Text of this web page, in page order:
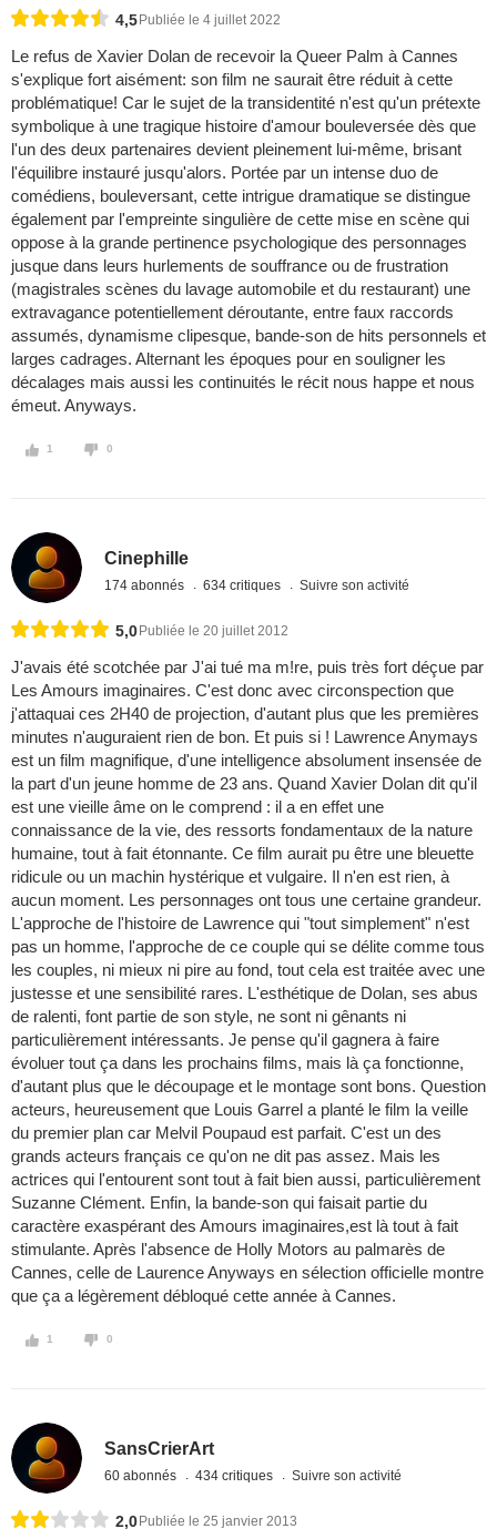
4,5 Publiée le 4 juillet 2022
Le refus de Xavier Dolan de recevoir la Queer Palm à Cannes
s'explique fort aisément: son film ne saurait être réduit à cette
problématique! Car le sujet de la transidentité n'est qu'un prétexte
symbolique à une tragique histoire d'amour bouleversée dès que
l'un des deux partenaires devient pleinement lui-même, brisant
l'équilibre instauré jusqu'alors. Portée par un intense duo de
comédiens, bouleversant, cette intrigue dramatique se distingue
également par l'empreinte singulière de cette mise en scène qui
oppose à la grande pertinence psychologique des personnages
jusque dans leurs hurlements de souffrance ou de frustration
(magistrales scènes du lavage automobile et du restaurant) une
extravagance potentiellement déroutante, entre faux raccords
assumés, dynamisme clipesque, bande-son de hits personnels et
larges cadrages. Alternant les époques pour en souligner les
décalages mais aussi les continuités le récit nous happe et nous
émeut. Anyways.
1 0
Cinephille
174 abonnés 634 critiques Suivre son activité
5,0 Publiée le 20 juillet 2012
J'avais été scotchée par J'ai tué ma m!re, puis très fort déçue par
Les Amours imaginaires. C'est donc avec circonspection que
j'attaquai ces 2H40 de projection, d'autant plus que les premières
minutes n'auguraient rien de bon. Et puis si ! Lawrence Anymays
est un film magnifique, d'une intelligence absolument insensée de
la part d'un jeune homme de 23 ans. Quand Xavier Dolan dit qu'il
est une vieille âme on le comprend : il a en effet une
connaissance de la vie, des ressorts fondamentaux de la nature
humaine, tout à fait étonnante. Ce film aurait pu être une bleuette
ridicule ou un machin hystérique et vulgaire. Il n'en est rien, à
aucun moment. Les personnages ont tous une certaine grandeur.
L'approche de l'histoire de Lawrence qui "tout simplement" n'est
pas un homme, l'approche de ce couple qui se délite comme tous
les couples, ni mieux ni pire au fond, tout cela est traitée avec une
justesse et une sensibilité rares. L'esthétique de Dolan, ses abus
de ralenti, font partie de son style, ne sont ni gênants ni
particulièrement intéressants. Je pense qu'il gagnera à faire
évoluer tout ça dans les prochains films, mais là ça fonctionne,
d'autant plus que le découpage et le montage sont bons. Question
acteurs, heureusement que Louis Garrel a planté le film la veille
du premier plan car Melvil Poupaud est parfait. C'est un des
grands acteurs français ce qu'on ne dit pas assez. Mais les
actrices qui l'entourent sont tout à fait bien aussi, particulièrement
Suzanne Clément. Enfin, la bande-son qui faisait partie du
caractère exaspérant des Amours imaginaires,est là tout à fait
stimulante. Après l'absence de Holly Motors au palmarès de
Cannes, celle de Laurence Anyways en sélection officielle montre
que ça a légèrement débloqué cette année à Cannes.
1 0
SansCrierArt
60 abonnés 434 critiques Suivre son activité
2,0 Publiée le 25 janvier 2013